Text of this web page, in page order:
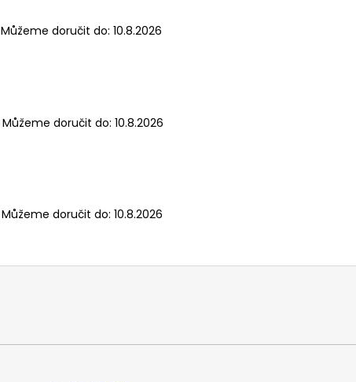
Můžeme doručit do: 10.8.2026
Můžeme doručit do: 10.8.2026
Můžeme doručit do: 10.8.2026